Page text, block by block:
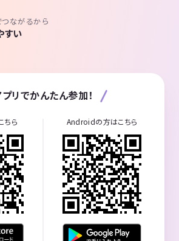
ながるから
すい
リでかんたん参加！
ちら Androidの方はこちら